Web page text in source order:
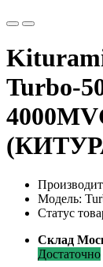
Turbo-
Модель:
Статус
Склад
Достаточно